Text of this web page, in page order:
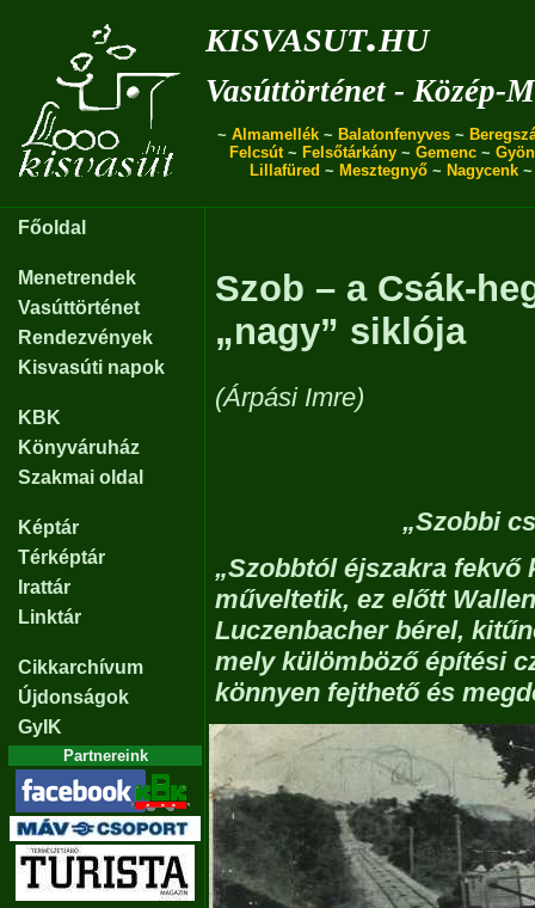
kisvasut.hu
Vasúttörténet - Közép-
~ Almamellék ~ Balatonfenyves ~
Felcsút~ Felsőtárkány ~ Gemenc ~
Lillafüred ~ Mesztegnyő~ Nagycenk
Főoldal
Menetrendek
Vasúttörténet
Rendezvények
Kisvasúti napok
KBK
Könyváruház
Szakmai oldal
Képtár
Térképtár
Irattár
Linktár
Cikkarchívum
Újdonságok
GyIK
Partnereink
Szob – a Csák-
„nagy” siklója
(Árpási Imre)
„Szobbi
„Szobbtól éjszakra fekvő
műveltetik, ez előtt
Luczenbacher bérel,
mely külömböző építési
könnyen fejthető és